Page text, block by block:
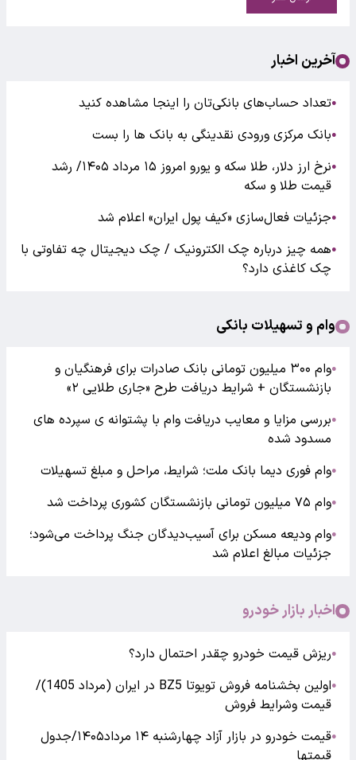
آخرین اخبار
●تعداد حساب‌های بانکی‌تان را اینجا مشاهده کنید
●بانک مرکزی ورودی نقدینگی به بانک ها را بست
●
نرخ ارز دلار، طلا سکه و یورو امروز ۱۵ مرداد ۱۴۰۵/ رشد
قیمت طلا و سکه
●جزئیات فعال‌سازی «کیف پول ایران» اعلام شد
●همه چیز درباره چک الکترونیک / چک دیجیتال چه تفاوتی با
چک کاغذی دارد؟
وام و تسهیلات بانکی
●
وام ۳۰۰ میلیون تومانی بانک صادرات برای فرهنگیان و
بازنشستگان + شرایط دریافت طرح «جاری طلایی ۲»
●بررسی مزایا و معایب دریافت وام با پشتوانه ی سپرده های
مسدود شده
●وام فوری دیما بانک ملت؛ شرایط، مراحل و مبلغ تسهیلات
●وام ۷۵ میلیون تومانی بازنشستگان کشوری پرداخت شد
●وام ودیعه مسکن برای آسیب‌دیدگان جنگ پرداخت می‌شود؛
جزئیات مبالغ اعلام شد
اخبار بازار خودرو
●ریزش قیمت خودرو چقدر احتمال دارد؟
●
اولین بخشنامه فروش تویوتا BZ5 در ایران (مرداد 1405)/
قیمت وشرایط فروش
●
قیمت خودرو در بازار آزاد چهارشنبه ۱۴ مرداد۱۴۰۵/جدول
قیمتها